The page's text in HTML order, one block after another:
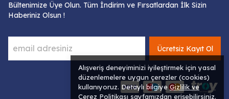
Alışveriş deneyiminizi iyileştirmek için yasal
düzenlemelere uygun çerezler (cookies)
kullanıyoruz. Detaylı bilgiyeGizlilik ve
Çerez Politikası sayfamızdan erişebilirsiniz.
Bültenimize Üye Olun. Tüm İndirim ve Fırsatlardan İlk Sizin
Haberiniz Olsun !
Ücretsiz Kayıt Ol